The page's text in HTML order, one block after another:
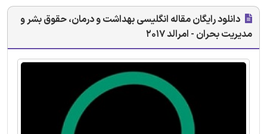
دانلود رایگان مقاله انگلیسی بهداشت و درمان، حقوق بشر و
مدیریت بحران - امرالد 2017